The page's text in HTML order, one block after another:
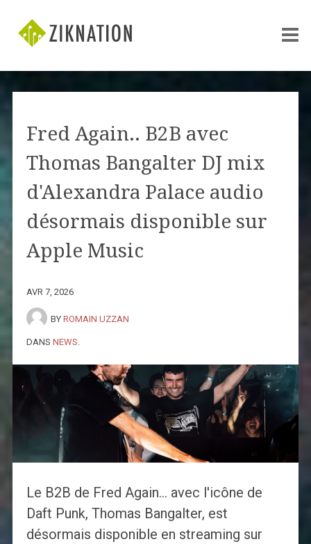
Fred Again.. B2B avec
Thomas Bangalter DJ mix
d'Alexandra Palace audio
désormais disponible sur
Apple Music
AVR 7, 2026
BY ROMAIN UZZAN
DANS NEWS
Le B2B de Fred Again… avec l'icône de
Daft Punk, Thomas Bangalter, est
désormais disponible en streaming sur